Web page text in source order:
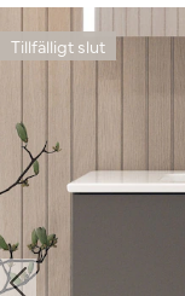
Tillfälligt slut